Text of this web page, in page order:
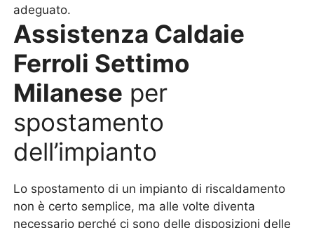
adeguato.
Assistenza Caldaie
Ferroli Settimo
Milanese per
spostamento
dell’impianto
Lo spostamento di un impianto di riscaldamento
non è certo semplice, ma alle volte diventa
necessario perché ci sono delle disposizioni delle